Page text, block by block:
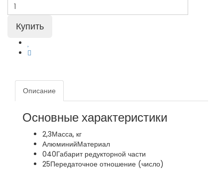
Описание
Основные характеристики
2,3Масса, кг
АлюминийМатериал
040Габарит редукторной части
25Передаточное отношение (число)